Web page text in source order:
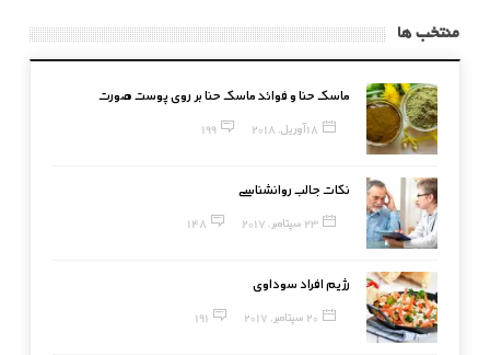
منتخب ها
ماسک حنا و فوائد ماسک حنا بر روی پوست صورت
18 آوریل, 2018 199
نکات جالب روانشناسی
23 سپتامبر, 2017 148
رژیم افراد سوداوی
20 سپتامبر, 2017 191